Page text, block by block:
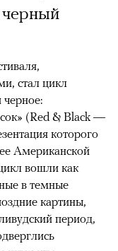
черный
стал цикл
(Red & Black —
которого
Американской
вошли как
в темные
картины,
период,